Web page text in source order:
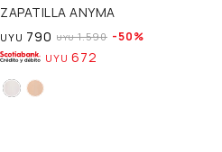
ZAPATILLA ANYMA
UYU 790 UYU 1.590 50
UYU 672